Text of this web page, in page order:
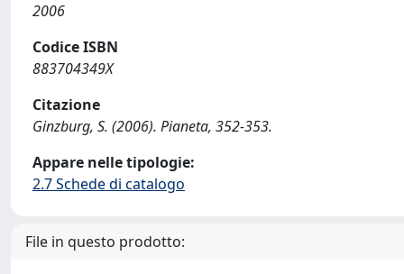
2006
Codice ISBN
883704349X
Citazione
Ginzburg, S. (2006). Pianeta, 352-353.
Appare nelle tipologie:
2.7 Schede di catalogo
File in questo prodotto: